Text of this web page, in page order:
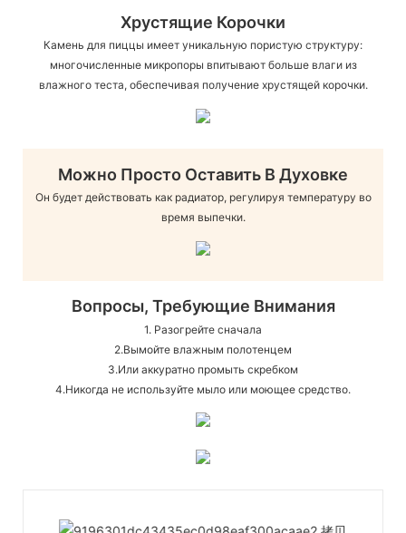
Хрустящие Корочки
Камень для пиццы имеет уникальную пористую структуру:
многочисленные микропоры впитывают больше влаги из
влажного теста, обеспечивая получение хрустящей корочки.
Можно Просто Оставить В Духовке
Он будет действовать как радиатор, регулируя температуру во
время выпечки.
Вопросы, Требующие Внимания
1. Разогрейте сначала
2.Вымойте влажным полотенцем
3.Или аккуратно промыть скребком
4.Никогда не используйте мыло или моющее средство.